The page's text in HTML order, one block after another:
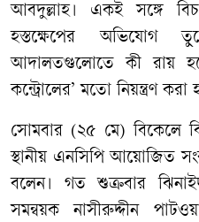
আবদুল্লাহ। একই সঙ্গে
হস্তক্ষেপের অভিযোগ
আদালতগুলোতে কী রায়
কন্ট্রোলের’ মতো নিয়ন্ত্রণ করা
সোমবার (২৫ মে) বিকেলে
স্থানীয় এনসিপি আয়োজিত
বলেন। গত শুক্রবার
সমন্বয়ক নাসীরুদ্দীন